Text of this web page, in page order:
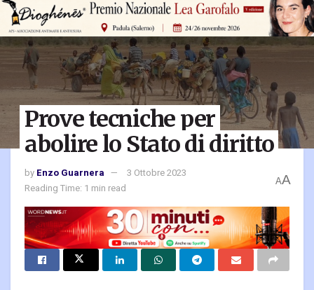
Prove tecniche per
abolire lo Stato di diritto
by Enzo Guarnera
3 Ottobre 2023
Reading Time: 1 min read
AA